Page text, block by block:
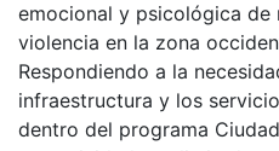
emocional y psicológica de
violencia en la zona
Respondiendo a la
infraestructura y los
dentro del programa